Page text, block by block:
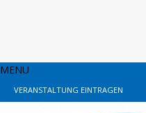
MENU
VERANSTALTUNG EINTRAGEN